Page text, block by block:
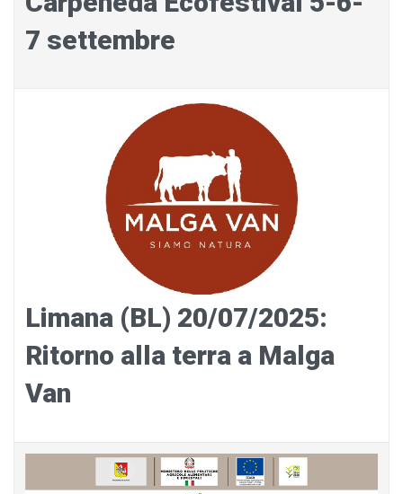
7 settembre
Limana (BL) 20/07/2025:
Ritorno alla terra a Malga
Van